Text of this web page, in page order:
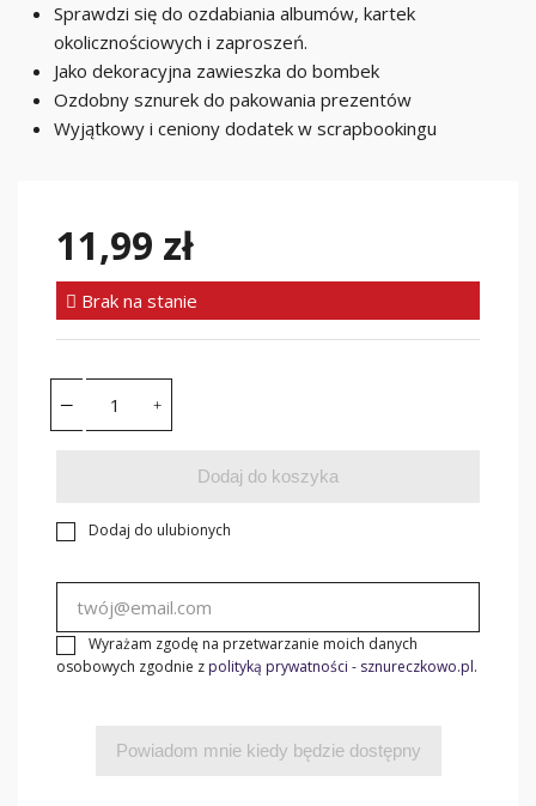
Sprawdzi się do ozdabiania albumów, kartek
okolicznościowych i zaproszeń.
Jako dekoracyjna zawieszka do bombek
Ozdobny sznurek do pakowania prezentów
Wyjątkowy i ceniony dodatek w scrapbookingu
11,99 zł
Brak na stanie
Dodaj do koszyka
Dodaj do ulubionych
Wyrażam zgodę na przetwarzanie moich danych
osobowych zgodnie z polityką prywatności - sznureczkowo.pl.
Powiadom mnie kiedy będzie dostępny